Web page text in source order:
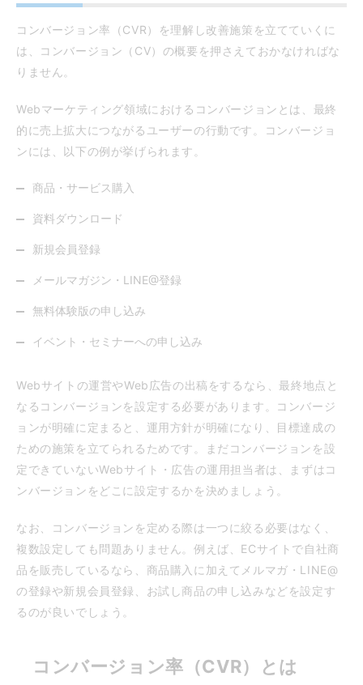
コンバージョン率（CVR）を理解し改善施策を立てていくに
は、コンバージョン（CV）の概要を押さえておかなければな
りません。
Webマーケティング領域におけるコンバージョンとは、最終
的に売上拡大につながるユーザーの行動です。コンバージョ
ンには、以下の例が挙げられます。
商品・サービス購入
資料ダウンロード
新規会員登録
メールマガジン・LINE@登録
無料体験版の申し込み
イベント・セミナーへの申し込み
Webサイトの運営やWeb広告の出稿をするなら、最終地点と
なるコンバージョンを設定する必要があります。コンバージ
ョンが明確に定まると、運用方針が明確になり、目標達成の
ための施策を立てられるためです。まだコンバージョンを設
定できていないWebサイト・広告の運用担当者は、まずはコ
ンバージョンをどこに設定するかを決めましょう。
なお、コンバージョンを定める際は一つに絞る必要はなく、
複数設定しても問題ありません。例えば、ECサイトで自社商
品を販売しているなら、商品購入に加えてメルマガ・LINE@
の登録や新規会員登録、お試し商品の申し込みなどを設定す
るのが良いでしょう。
コンバージョン率（CVR）とは